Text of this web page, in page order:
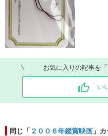
お気に入りの記事を
い
同じ「２００６年鑑賞映画 」